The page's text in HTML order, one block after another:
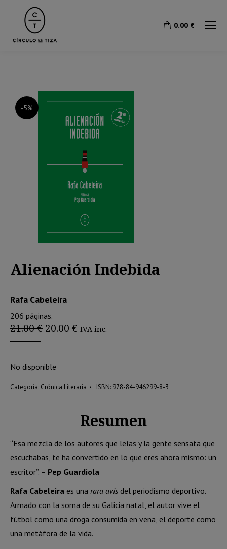
0.00 €
-5%
Alienación Indebida
Rafa Cabeleira
206 páginas.
21.00€ El
21.00 €.
20.00 € El
IVA inc.
No disponible
Categoría: Crónica Literaria ISBN: 978-84-946299-8-3
Resumen
“Esa mezcla de los autores que leías y la gente sensata que
escuchabas, te ha convertido en lo que eres ahora mismo: un
escritor”. – Pep Guardiola
Rafa Cabeleira es una rara avis del periodismo deportivo.
Armado con la sorna de su Galicia natal, el autor vive el
fútbol como una droga consumida en vena, el deporte como
una metáfora de la vida.